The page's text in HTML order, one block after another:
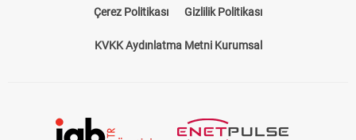
Çerez Politikası Gizlilik Politikası
KVKK Aydınlatma Metni Kurumsal